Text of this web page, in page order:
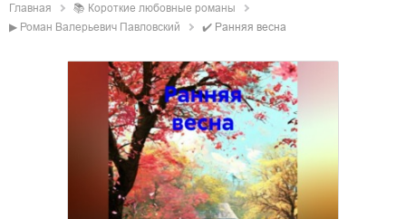
Главная 📚
короткие любовные романы
▶ Роман Валерьевич Павловский ✔️ Ранняя весна